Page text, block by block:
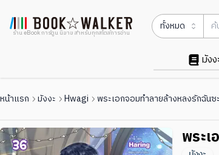
ร้าน eBook การ์ตูน นิยาย สำหรับทุกสไตล์การอ่าน
ทั้งหมด
มัง
หน้าแรก มังงะ Hwagi พระเอกจอมทำลายล้างหลงรักฉันซ
พระ